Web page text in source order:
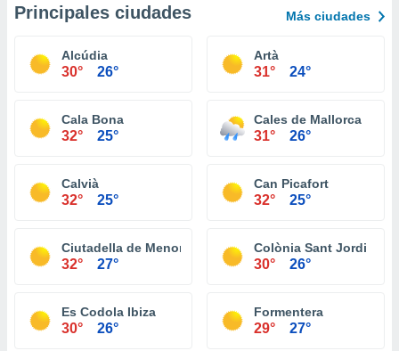
Principales ciudades Más ciudades
Alcúdia
30° 26°
Artà
31° 24°
Cala Bona
32° 25°
Cales de Mallorca
31° 26°
Calvià
32° 25°
Can Picafort
32° 25°
Ciutadella de Menorca
32° 27°
Colònia Sant Jordi
30° 26°
Es Codola Ibiza
30° 26°
Formentera
29° 27°